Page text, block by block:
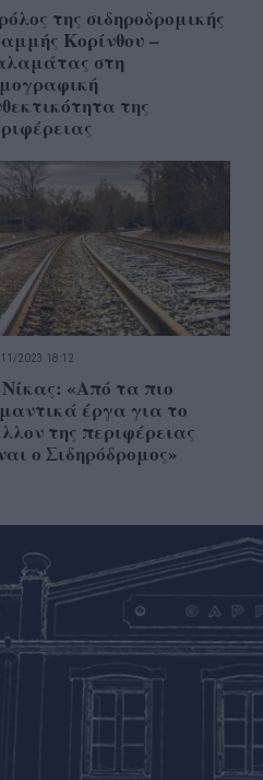
της σιδηροδρομικής
Κορίνθου –
στη
της
2023 18:12
«Από τα πιο
έργα για το
της περιφέρειας
ο Σιδηρόδρομος»